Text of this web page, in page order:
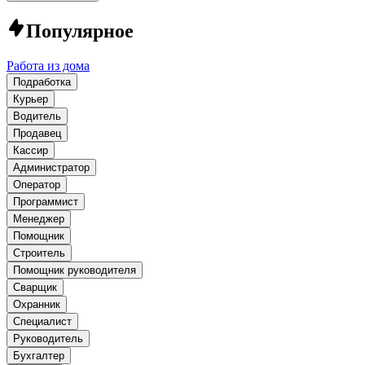
Популярное
Работа из дома
Подработка
Курьер
Водитель
Продавец
Кассир
Администратор
Оператор
Программист
Менеджер
Помощник
Строитель
Помощник руководителя
Сварщик
Охранник
Специалист
Руководитель
Бухгалтер